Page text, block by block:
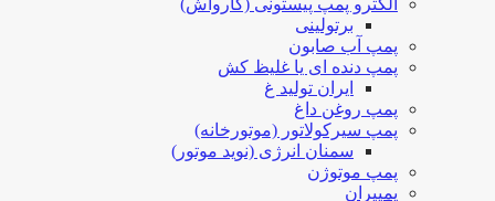
برتولینی
پمپ آب صابون
پمپ دنده ای یا غلیظ کش
ایران تولید غ
پمپ روغن داغ
پمپ سیرکولاتور (موتورخانه)
سمنان انرژی (نوید موتور)
پمپ موتوژن
پمپیران